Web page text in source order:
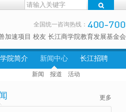
全国统一咨询热线：
加速项目 校友 长江商学院教育发展基金会
学院简介 新闻中心
新闻 报道 活动
长江招聘
更多